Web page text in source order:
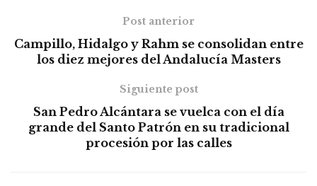
Post anterior
Campillo, Hidalgo y Rahm se consolidan entre
los diez mejores del Andalucía Masters
Siguiente post
San Pedro Alcántara se vuelca con el día
grande del Santo Patrón en su tradicional
procesión por las calles